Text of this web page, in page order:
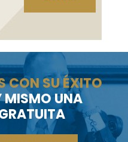
CON SU ÉXITO
MISMO UNA